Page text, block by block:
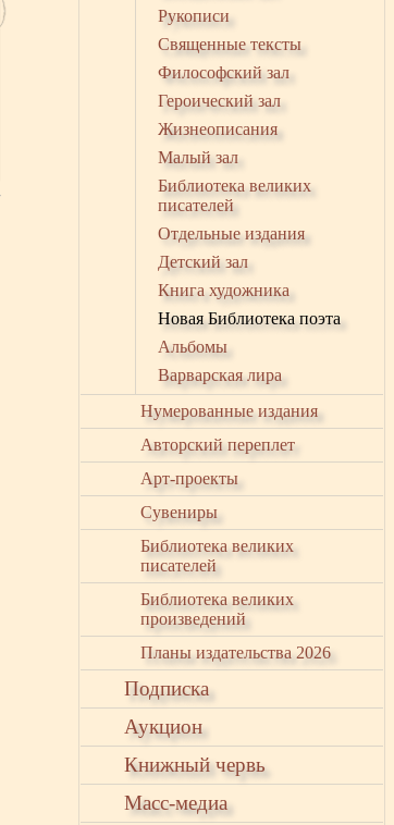
Рукописи
Священные тексты
Философский зал
Героический зал
Жизнеописания
Малый зал
Библиотека великих
писателей
Отдельные издания
Детский зал
Книга художника
Новая Библиотека поэта
Альбомы
Варварская лира
Нумерованные издания
Авторский переплет
Арт-проекты
Сувениры
Библиотека великих
писателей
Библиотека великих
произведений
Планы издательства 2026
Подписка
Аукцион
Книжный червь
Масс-медиа